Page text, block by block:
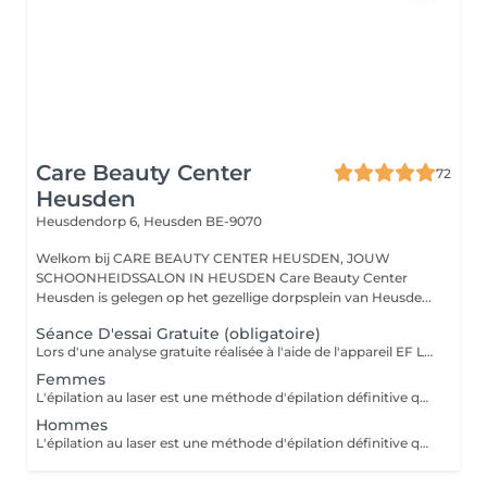
Care Beauty Center
Heusden
72
Heusdendorp 6, Heusden BE-9070
Welkom bij CARE BEAUTY CENTER HEUSDEN, JOUW
SCHOONHEIDSSALON IN HEUSDEN Care Beauty Center
Heusden is gelegen op het gezellige dorpsplein van Heusde...
Séance D'essai Gratuite (obligatoire)
Lors d'une analyse gratuite réalisée à l'aide de l'appareil EF Laser Care, votre Care Skin Coach évalue votre type de peau et de poils. Nous effectuons ensuite un test sur une petite zone. Cela vous permet de vous faire une première idée du traitement au laser.
Femmes
L'épilation au laser est une méthode d'épilation définitive qui vise à détruire les follicules pileux. Ainsi, aucun poil ne peut plus repousser dans la zone traitée.
Hommes
L'épilation au laser est une méthode d'épilation définitive qui vise à détruire les follicules pileux. Ainsi, aucun poil ne peut plus repousser dans la zone traitée.